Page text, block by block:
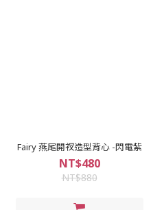
Fairy 燕尾開衩造型背心 -閃電紫
NT$480
NT$880